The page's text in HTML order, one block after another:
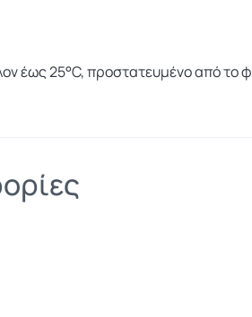
έως 25°C, προστατευμένο από το